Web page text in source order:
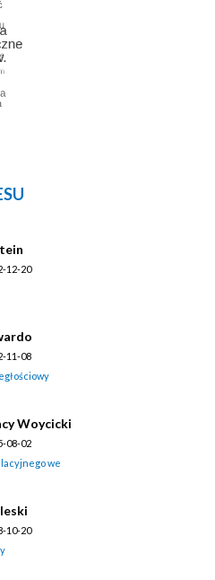
12-20
11-08
Woycicki
08-02
we
10-20